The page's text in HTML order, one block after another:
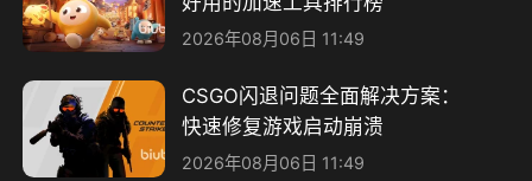
2026年08月06日 11:49
CSGO闪退问题全面解决方案：
快速修复游戏启动崩溃
2026年08月06日 11:49